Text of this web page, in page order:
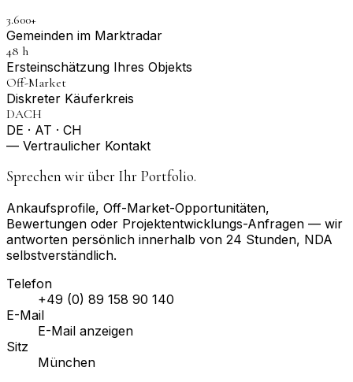
3.600+
Gemeinden im Marktradar
48 h
Erst­einschätzung Ihres Objekts
Off-Market
Diskreter Käuferkreis
DACH
DE · AT · CH
— Vertraulicher Kontakt
Sprechen wir über Ihr Portfolio.
Ankaufsprofile, Off-Market-Opportunitäten,
Bewertungen oder Projektentwicklungs-Anfragen — wir
antworten persönlich innerhalb von 24 Stunden, NDA
selbstverständlich.
Telefon
+49 (0) 89 158 90 140
E-Mail
E-Mail anzeigen
Sitz
München